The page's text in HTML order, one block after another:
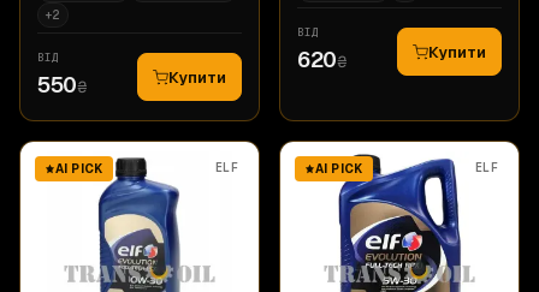
+2
ВІД
550₴ Купити
ВІД
620₴ Купити
AI PICK ELF AI PICK ELF